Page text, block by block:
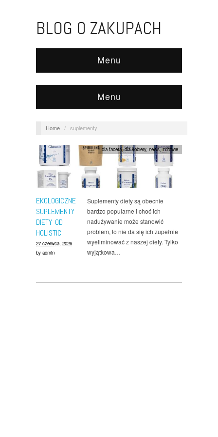
BLOG O ZAKUPACH
Menu
Menu
Home / suplementy
EKOLOGICZNE
SUPLEMENTY
DIETY OD
HOLISTIC
27 czerwca, 2026
by admin
dla faceta,dla kobiety,news,zdrowie
Suplementy diety są obecnie
bardzo popularne i choć ich
nadużywanie może stanowić
problem, to nie da się ich zupełnie
wyeliminować z naszej diety. Tylko
wyjątkowa…